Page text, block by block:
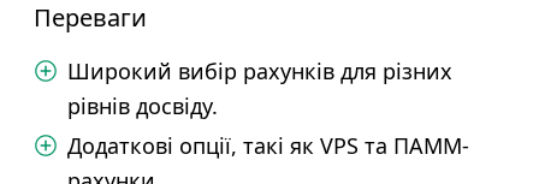
Переваги
Широкий вибір рахунків для різних
рівнів досвіду.
Додаткові опції, такі як VPS та ПАММ-